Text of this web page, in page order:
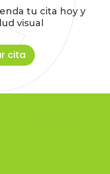
tu cita hoy y
visual
cita